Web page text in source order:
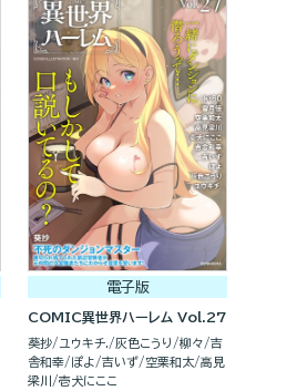
電子版
COMIC異世界ハーレム Vol.27
葵抄 ユウキチ. 灰色こうり 柳々
吉
舎和幸
ぽよ 吉いず 空栗和太 高見
梁川
壱犬にここ